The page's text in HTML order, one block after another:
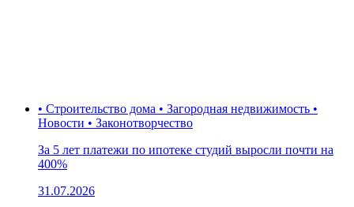
• Строительство дома • Загородная недвижимость •
Новости • Законотворчество
За 5 лет платежи по ипотеке студий выросли почти на
400%
31.07.2026